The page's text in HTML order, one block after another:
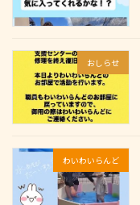
おしらせ
わいわいらんど